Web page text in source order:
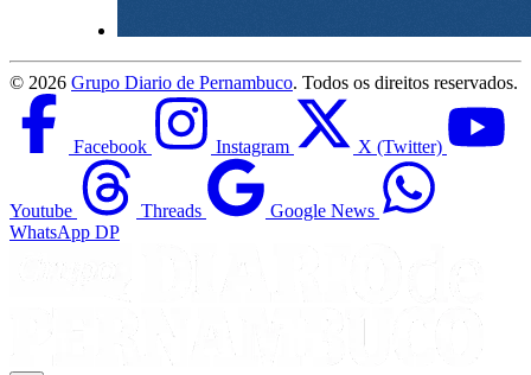
© 2026 Grupo Diario de Pernambuco. Todos os direitos reservados.
Facebook Instagram X (Twitter)
Youtube Threads
Google News
WhatsApp DP